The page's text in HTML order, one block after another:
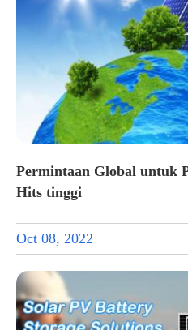
Permintaan Global untuk
Hits tinggi
Oct 08, 2022